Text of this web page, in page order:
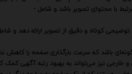
با محتوای تصویر باشد و شامل -
توضیحی کوتاه و دقیق از تصویر ارائه دهد و
گونه‌ای باشد که سرعت بارگذاری صفحه را کاهش
و خارجی نیز می‌تواند به بهبود رتبه آگهی کمک